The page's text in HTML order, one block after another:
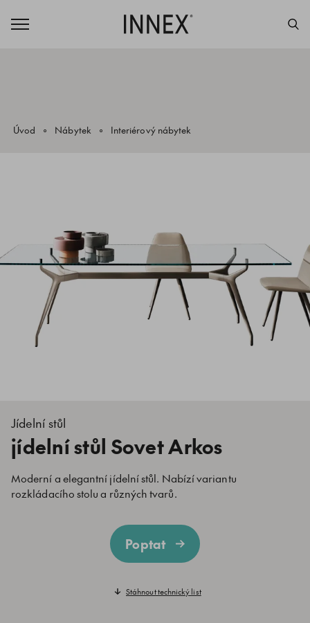
Úvod Nábytek Interiérový nábytek
Jídelní stůl
jídelní stůl Sovet Arkos
Moderní a elegantní jídelní stůl. Nabízí variantu
rozkládacího stolu a různých tvarů.
Poptat
Stáhnout technický list